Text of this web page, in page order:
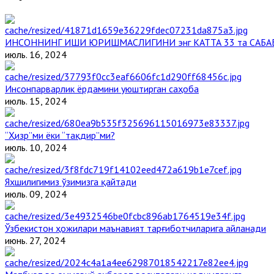
ИНСОННИНГ ИШИ ЮРИШМАСЛИГИНИ энг КАТТА 33 та
июль. 16, 2024
Инсонпарварлик ёрдамини уюштирган саҳоба
июль. 15, 2024
“Ҳизр”ми ёки “тақдир”ми?
июль. 10, 2024
Яхшилигимиз ўзимизга қайтади
июль. 09, 2024
Ўзбекистон ҳожилари маънавият тарғиботчиларига айланади
июнь. 27, 2024